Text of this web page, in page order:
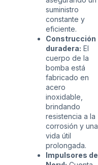
suministro
constante y
eficiente.
Construcción
duradera: El
cuerpo de la
bomba está
fabricado en
acero
inoxidable,
brindando
resistencia a la
corrosión y una
vida útil
prolongada.
Impulsores de